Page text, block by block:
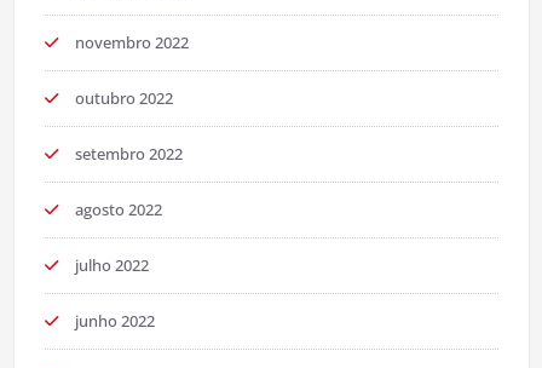
novembro 2022
outubro 2022
setembro 2022
agosto 2022
julho 2022
junho 2022